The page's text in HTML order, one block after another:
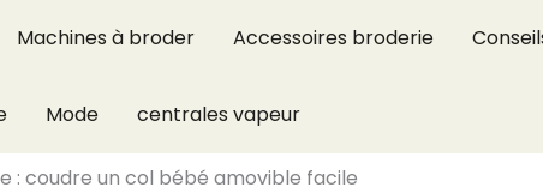
Machines à broder Accessoires broderie
Mode centrales vapeur
: coudre un col bébé amovible facile